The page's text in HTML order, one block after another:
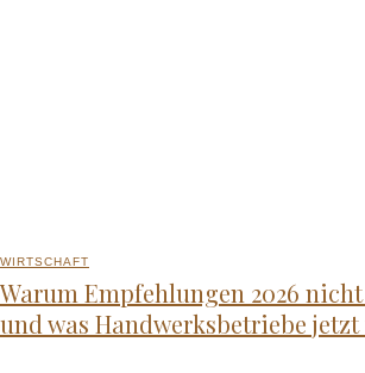
WIRTSCHAFT
Warum Empfehlungen 2026
und was Handwerksbetriebe